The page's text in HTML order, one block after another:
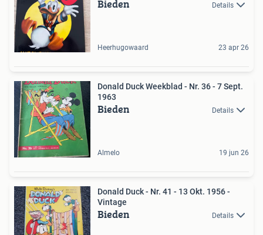
Bieden Details
Heerhugowaard 23 apr 26
Donald Duck Weekblad - Nr. 36 - 7 Sept.
1963
Bieden Details
Almelo 19 jun 26
Donald Duck - Nr. 41 - 13 Okt. 1956 -
Vintage
Bieden Details